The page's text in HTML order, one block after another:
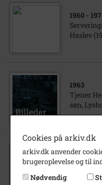
1960 -
Haslev
1963
Tjener
søn,
1960-
Haslev
Cookies på arkiv.dk
arkiv.dk anvender
brugeroplevelse og til
Nødvendig